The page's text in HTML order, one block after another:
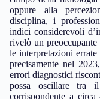
oppure alla
disciplina, i
indici considerevoli
rivelò un
le interpretazioni
precisamente nel
errori diagnostici
possa oscillare tra
corrispondente a